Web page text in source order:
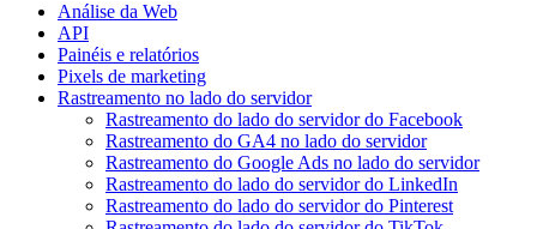
Análise da Web
API
Painéis e relatórios
Pixels de marketing
Rastreamento no lado do servidor
Rastreamento do lado do servidor do Facebook
Rastreamento do GA4 no lado do servidor
Rastreamento do Google Ads no lado do servidor
Rastreamento do lado do servidor do LinkedIn
Rastreamento do lado do servidor do Pinterest